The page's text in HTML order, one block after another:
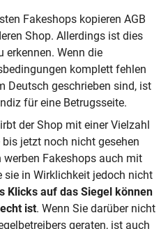
Fakeshops kopieren AGB
Shop. Allerdings ist dies
erkennen. Wenn die
komplett fehlen
Deutsch geschrieben sind, ist
für eine Betrugsseite.
der Shop mit einer Vielzahl
bis jetzt noch nicht gesehen
werben Fakeshops auch mit
sie in Wirklichkeit jedoch nicht
Klicks auf das Siegel können
ist. Wenn Sie darüber nicht
geraten, ist auch